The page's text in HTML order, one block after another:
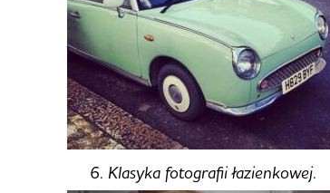
6. Klasyka fotografii łazienkowej.